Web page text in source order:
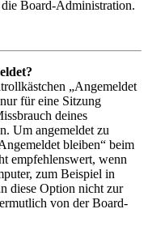
Board-Administration.
„Angemeldet
für eine Sitzung
deines
Um angemeldet zu
bleiben“ beim
empfehlenswert, wenn
zum Beispiel in
diese Option nicht zur
von der Board-